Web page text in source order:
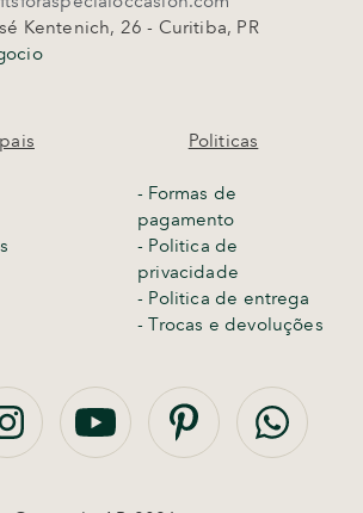
Kentenich, 26 - Curitiba, PR
Politicas
- Formas de
pagamento
- Politica de
privacidade
- Politica de entrega
-Trocas e devoluções